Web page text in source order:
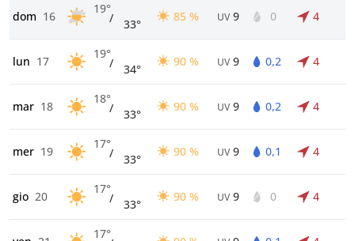
dom 16
19°
/ 33°
85 % UV 9 0 4
lun 17
19°
/ 34°
90 % UV 9 0,2 4
mar 18
18°
/ 33°
90 % UV 9 0,2 4
mer 19
17°
/ 33°
90 % UV 9 0,1 4
gio 20
17°
/ 33°
90 % UV 9 0 4
17°